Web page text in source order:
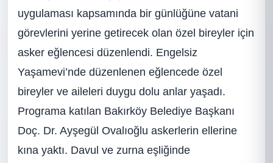
uygulaması kapsamında bir günlüğüne vatani
görevlerini yerine getirecek olan özel bireyler için
asker eğlencesi düzenlendi. Engelsiz
Yaşamevi’nde düzenlenen eğlencede özel
bireyler ve aileleri duygu dolu anlar yaşadı.
Programa katılan Bakırköy Belediye Başkanı
Doç. Dr. Ayşegül Ovalıoğlu askerlerin ellerine
kına yaktı. Davul ve zurna eşliğinde